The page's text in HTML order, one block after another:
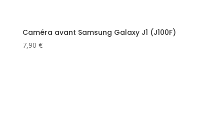
Caméra avant Samsung Galaxy J1 (J100F)
7,90 €